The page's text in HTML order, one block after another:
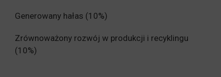
Generowany hałas (10%)
Zrównoważony rozwój w produkcji i recyklingu
(10%)